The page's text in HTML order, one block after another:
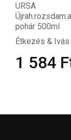
URSA
pohár 500ml
Étkezés & Ivás
1 584